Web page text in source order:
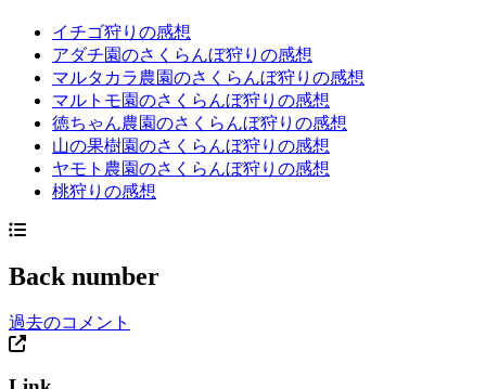
イチゴ狩りの感想
アダチ園のさくらんぼ狩りの感想
マルタカラ農園のさくらんぼ狩りの感想
マルトモ園のさくらんぼ狩りの感想
徳ちゃん農園のさくらんぼ狩りの感想
山の果樹園のさくらんぼ狩りの感想
ヤモト農園のさくらんぼ狩りの感想
桃狩りの感想
Back number
過去のコメント